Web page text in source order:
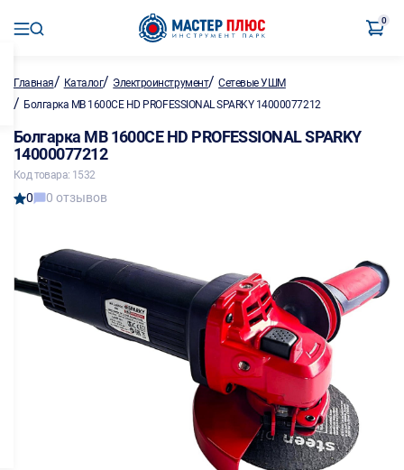
0
Главная/ Каталог/ Электроинструмент/Сетевые УШМ
/ Болгарка MB 1600CE HD PROFESSIONAL SPARKY 14000077212
Болгарка MB 1600CE HD PROFESSIONAL SPARKY
14000077212
Код товара: 1532
0 0 отзывов